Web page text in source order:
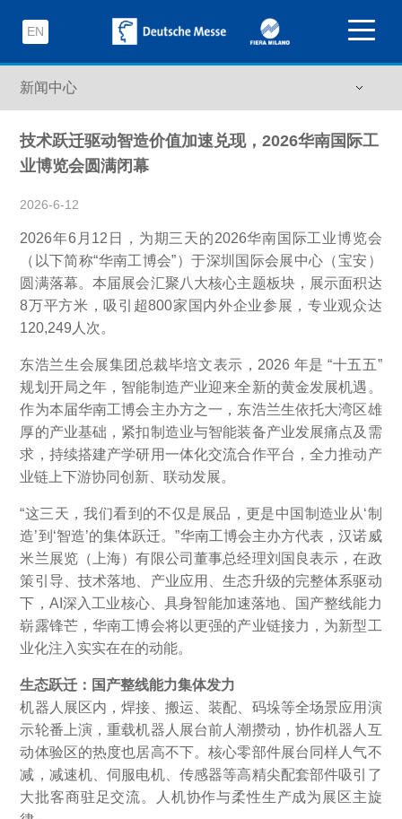
EN
技术跃迁驱动智造价值加速兑现，2026华南国际工
业博览会圆满闭幕
2026-6-12
2026年6月12日，为期三天的2026华南国际工业博览会
（以下简称“华南工博会”）于深圳国际会展中心（宝安）
圆满落幕。本届展会汇聚八大核心主题板块，展示面积达
8万平方米，吸引超800家国内外企业参展，专业观众达
120,249人次。
东浩兰生会展集团总裁毕培文表示，2026 年是 “十五五”
规划开局之年，智能制造产业迎来全新的黄金发展机遇。
作为本届华南工博会主办方之一，东浩兰生依托大湾区雄
厚的产业基础，紧扣制造业与智能装备产业发展痛点及需
求，持续搭建产学研用一体化交流合作平台，全力推动产
业链上下游协同创新、联动发展。
“这三天，我们看到的不仅是展品，更是中国制造业从‘制
造’到‘智造’的集体跃迁。”华南工博会主办方代表，汉诺威
米兰展览（上海）有限公司董事总经理刘国良表示，在政
策引导、技术落地、产业应用、生态升级的完整体系驱动
下，AI深入工业核心、具身智能加速落地、国产整线能力
崭露锋芒，华南工博会将以更强的产业链接力，为新型工
业化注入实实在在的动能。
生态跃迁：国产整线能力集体发力
机器人展区内，焊接、搬运、装配、码垛等全场景应用演
示轮番上演，重载机器人展台前人潮攒动，协作机器人互
动体验区的热度也居高不下。核心零部件展台同样人气不
减，减速机、伺服电机、传感器等高精尖配套部件吸引了
大批客商驻足交流。人机协作与柔性生产成为展区主旋